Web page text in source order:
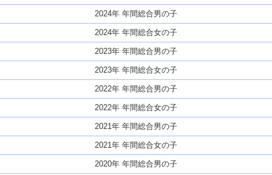
2024年 年間総合男の子
2024年 年間総合女の子
2023年 年間総合男の子
2023年 年間総合女の子
2022年 年間総合男の子
2022年 年間総合女の子
2021年 年間総合男の子
2021年 年間総合女の子
2020年 年間総合男の子